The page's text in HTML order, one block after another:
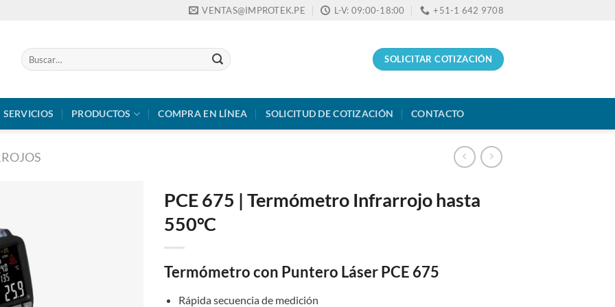
VENTAS@IMPROTEK.PE L-V: 09:00-18:00 +51-1 642 9708
Buscar
por:
SOLICITAR COTIZACIÓN
SERVICIOS PRODUCTOS COMPRA EN LÍNEA SOLICITUD DE COTIZACIÓN CONTACTO
PCE 675 | Termómetro Infrarrojo hasta
550°C
Termómetro con Puntero Láser PCE 675
Rápida secuencia de medición